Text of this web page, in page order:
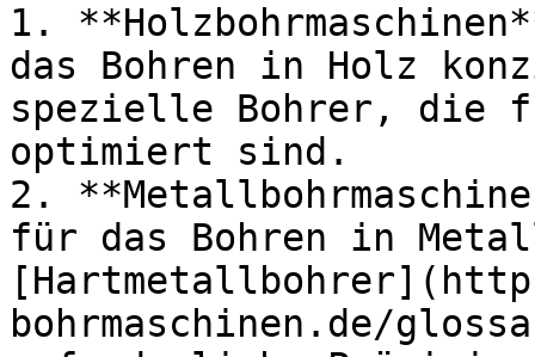
1.
das Bohren in Holz
spezielle Bohrer, die
optimiert sind.
2.
für das Bohren in
bohrmaschinen.de/